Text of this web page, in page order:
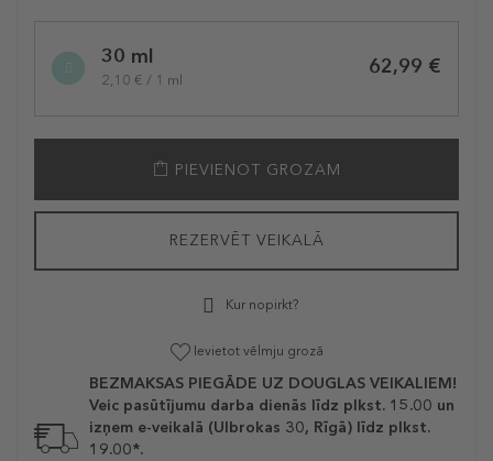
30 ml
2,10 € / 1 ml
62,99 €
PIEVIENOT GROZAM
REZERVĒT VEIKALĀ
Kur nopirkt?
Ievietot vēlmju grozā
BEZMAKSAS PIEGĀDE UZ DOUGLAS VEIKALIEM!
Veic pasūtījumu darba dienās līdz plkst. 15.00 un
izņem e-veikalā (Ulbrokas 30, Rīgā) līdz plkst.
19.00*.